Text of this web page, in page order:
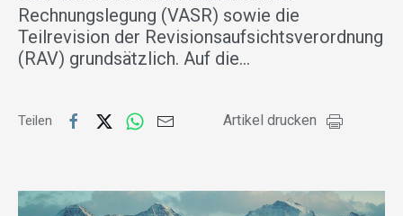
Rechnungslegung (VASR) sowie die
Teilrevision der Revisionsaufsichtsverordnung
(RAV) grundsätzlich. Auf die…
Teilen Artikel drucken